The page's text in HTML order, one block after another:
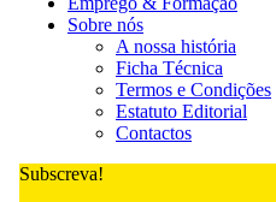
Sobre nós
A nossa história
Ficha Técnica
Termos e Condições
Estatuto Editorial
Contactos
Subscreva!